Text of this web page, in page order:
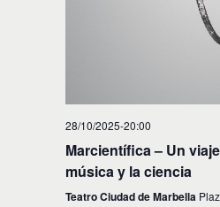
28/10/2025-20:00
Marcientífica – Un
música y la ciencia
Teatro Ciudad de Marbella